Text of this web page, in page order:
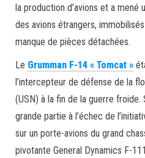
la production d’avions et a mené
des avions étrangers,
manque de pièces détachées.
Le Grumman F-14 « Tomcat »
l’intercepteur de défense de la
(USN) à la fin de la guerre
grande partie à l’échec de
sur un porte-avions du grand
pivotante General Dynamics F-